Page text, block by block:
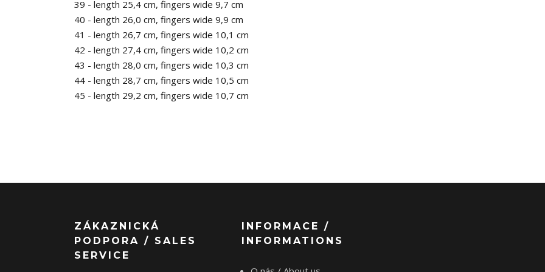
39 - length 25,4 cm, fingers wide 9,7 cm
40 - length 26,0 cm, fingers wide 9,9 cm
41 - length 26,7 cm, fingers wide 10,1 cm
42 - length 27,4 cm, fingers wide 10,2 cm
43 - length 28,0 cm, fingers wide 10,3 cm
44 - length 28,7 cm, fingers wide 10,5 cm
45 - length 29,2 cm, fingers wide 10,7 cm
ZÁKAZNICKÁ
PODPORA / SALES
SERVICE
INFORMACE /
INFORMATIONS